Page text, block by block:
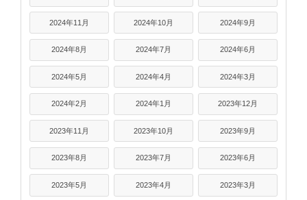
2024年11月 2024年10月 2024年9月
2024年8月 2024年7月 2024年6月
2024年5月 2024年4月 2024年3月
2024年2月 2024年1月 2023年12月
2023年11月 2023年10月 2023年9月
2023年8月 2023年7月 2023年6月
2023年5月 2023年4月 2023年3月